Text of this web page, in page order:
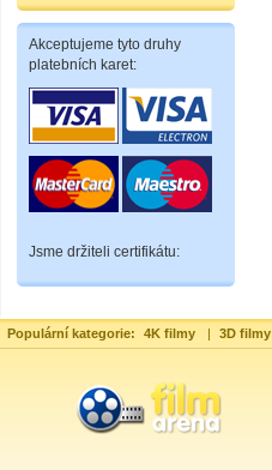
Akceptujeme tyto druhy
platebních karet:
Jsme držiteli certifikátu:
Populární kategorie: 4K filmy | 3D filmy